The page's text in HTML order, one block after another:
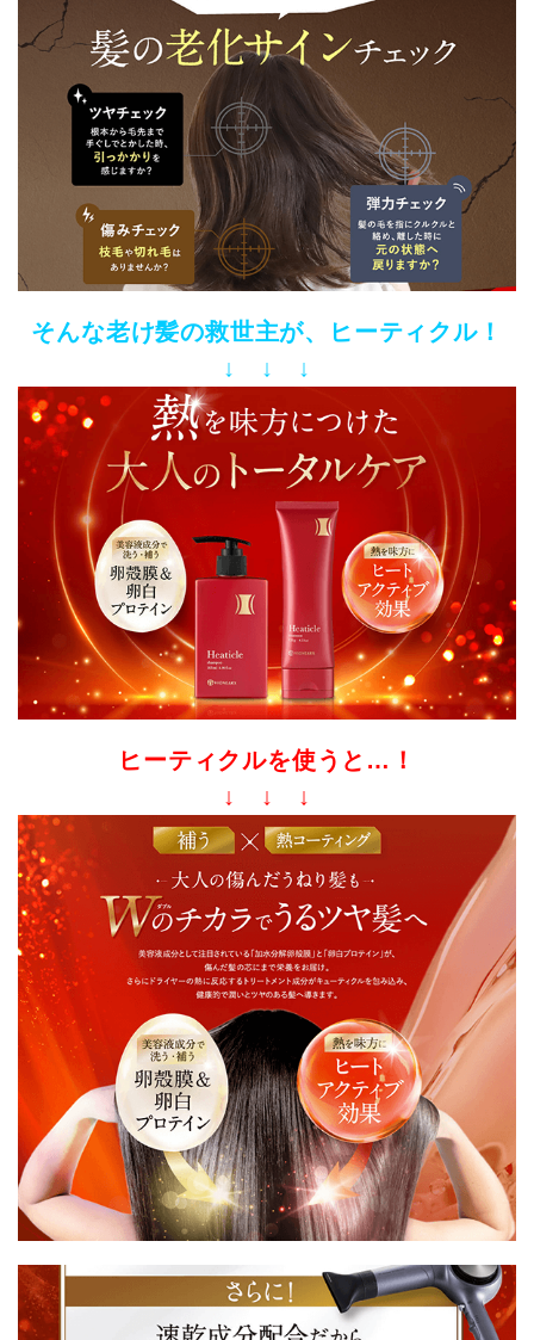
そんな老け髪の救世主が、ヒーティクル！
↓ ↓ ↓
ヒーティクルを使うと…！
↓ ↓ ↓